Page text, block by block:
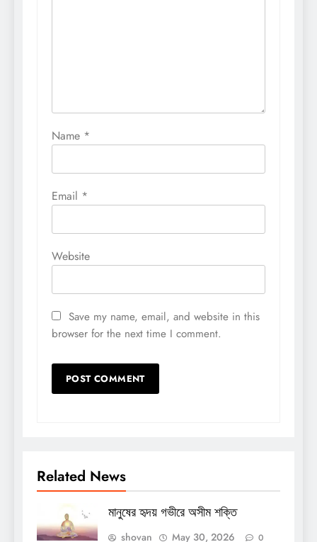
Name *
Email *
Website
Save my name, email, and website in this
browser for the next time I comment.
Related News
মানুষের হৃদয় গভীরে অসীম শক্তি
shovan May 30, 2026 0